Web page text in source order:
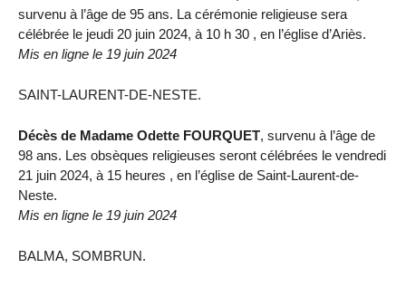
survenu à l’âge de 95 ans. La cérémonie religieuse sera
célébrée le jeudi 20 juin 2024, à 10 h 30 , en l’église d’Ariès.
Mis en ligne le 19 juin 2024
SAINT-LAURENT-DE-NESTE.
Décès de Madame Odette FOURQUET, survenu à l’âge de
98 ans. Les obsèques religieuses seront célébrées le vendredi
21 juin 2024, à 15 heures , en l’église de Saint-Laurent-de-
Neste.
Mis en ligne le 19 juin 2024
BALMA, SOMBRUN.